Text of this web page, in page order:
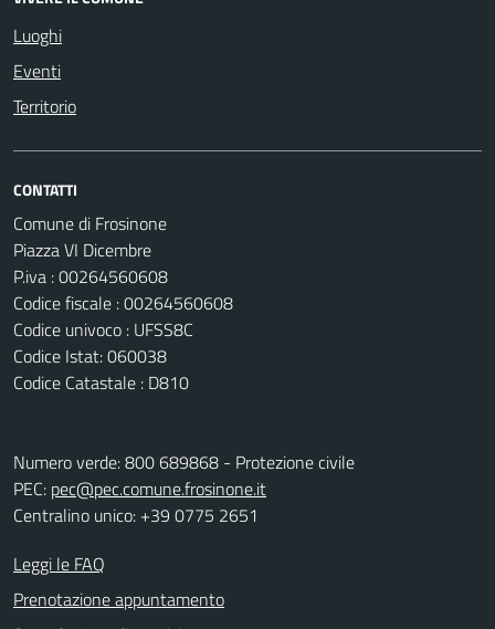
Luoghi
Eventi
Territorio
CONTATTI
Comune di Frosinone
Piazza VI Dicembre
P.iva : 00264560608
Codice fiscale : 00264560608
Codice univoco : UFSS8C
Codice Istat: 060038
Codice Catastale : D810
Numero verde: 800 689868 - Protezione civile
PEC: pec@pec.comune.frosinone.it
Centralino unico: +39 0775 2651
Leggi le FAQ
Prenotazione appuntamento